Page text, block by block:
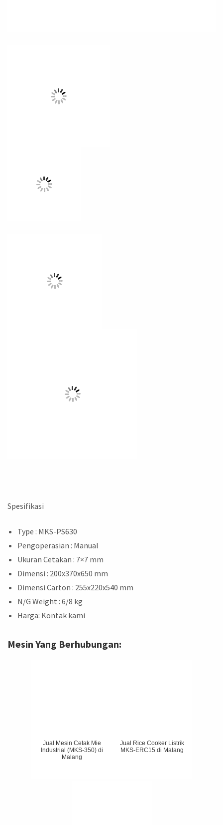
Spesifikasi
Type : MKS-PS630
Pengoperasian : Manual
Ukuran Cetakan : 7×7 mm
Dimensi : 200x370x650 mm
Dimensi Carton : 255x220x540 mm
N/G Weight : 6/8 kg
Harga: Kontak kami
Mesin Yang Berhubungan:
Jual Mesin Cetak Mie
Industrial (MKS-350) di
Malang
Jual Rice Cooker Listrik
MKS-ERC15 di Malang